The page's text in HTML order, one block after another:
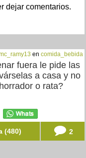
dejar comentarios.
en comida_bebida
fuera le pide las
a casa y no
o rata?
(480) 2